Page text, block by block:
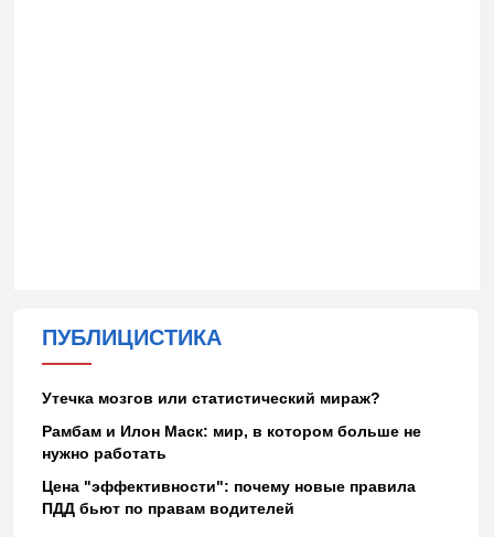
ПУБЛИЦИСТИКА
Утечка мозгов или статистический мираж?
Рамбам и Илон Маск: мир, в котором больше не
нужно работать
Цена "эффективности": почему новые правила
ПДД бьют по правам водителей